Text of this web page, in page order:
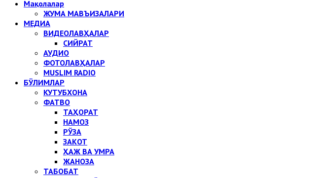
Мақолалар
ЖУМА МАВЪИЗАЛАРИ
МЕДИА
ВИДЕОЛАВҲАЛАР
СИЙРАТ
АУДИО
ФОТОЛАВҲАЛАР
MUSLIM RADIO
БЎЛИМЛАР
КУТУБХОНА
ФАТВО
ТАҲОРАТ
НАМОЗ
РЎЗА
ЗАКОТ
ҲАЖ ВА УМРА
ЖАНОЗА
ТАБОБАТ